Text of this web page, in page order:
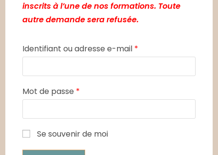
inscrits à l’une de nos formations. Toute
autre demande sera refusée.
Identifiant ou adresse e-mail *
Mot de passe *
Se souvenir de moi